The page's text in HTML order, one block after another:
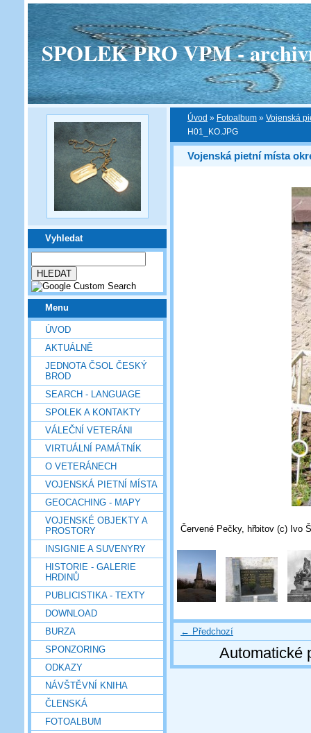
SPOLEK PRO VPM -
Vyhledat
Menu
ÚVOD
AKTUÁLNĚ
JEDNOTA ČSOL ČESKÝ
BROD
SEARCH - LANGUAGE
SPOLEK A KONTAKTY
VÁLEČNÍ VETERÁNI
VIRTUÁLNÍ PAMÁTNÍK
O VETERÁNECH
VOJENSKÁ PIETNÍ MÍSTA
GEOCACHING - MAPY
VOJENSKÉ OBJEKTY A
PROSTORY
INSIGNIE A SUVENYRY
HISTORIE - GALERIE
HRDINŮ
PUBLICISTIKA - TEXTY
DOWNLOAD
BURZA
SPONZORING
ODKAZY
NÁVŠTĚVNÍ KNIHA
ČLENSKÁ
FOTOALBUM
Úvod » Fotoalbum » Vojenská
H01_KO.JPG
Vojenská pietní místa
Červené Pečky, hřbitov (c) Ivo
← Předchozí
Automatické